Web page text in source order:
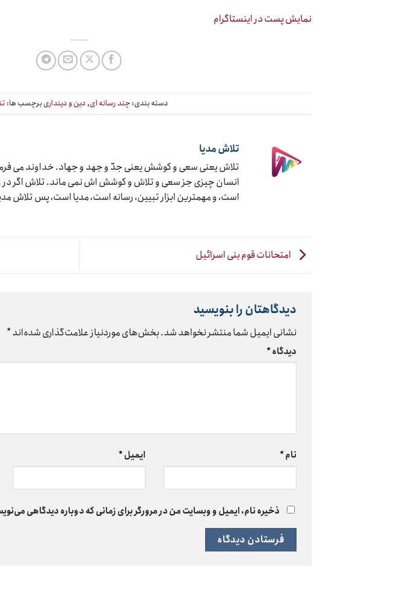
نمایش پست در اینستاگرام
دسته بندی: چند رسانه ای,دین و دینداریبرچسب ها:
تلاش مدیا
تلاش یعنی سعی و کوشش یعنی جدّ و جهد و جهاد. خداوند می
انسان چیزی جز سعی و تلاش و کوشش اش نمی ماند. تلاش اگر در
است، و مهمترین ابزار تبیین، رسانه است، مدیا است، پس تلاش
امتحانات قوم بنی اسرائیل
دیدگاهتان را بنویسید
نشانی ایمیل شما منتشر نخواهد شد.بخش‌های موردنیاز علامت‌گذاری شده‌اند*
دیدگاه*
نام* ایمیل*
ذخیره نام، ایمیل و وبسایت من در مرورگر برای زمانی که دوباره دیدگاهی